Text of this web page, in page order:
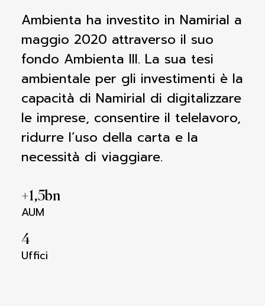
Ambienta ha investito in Namirial a
maggio 2020 attraverso il suo
fondo Ambienta III. La sua tesi
ambientale per gli investimenti è la
capacità di Namirial di digitalizzare
le imprese, consentire il telelavoro,
ridurre l’uso della carta e la
necessità di viaggiare.
+1,5bn
AUM
4
Uffici